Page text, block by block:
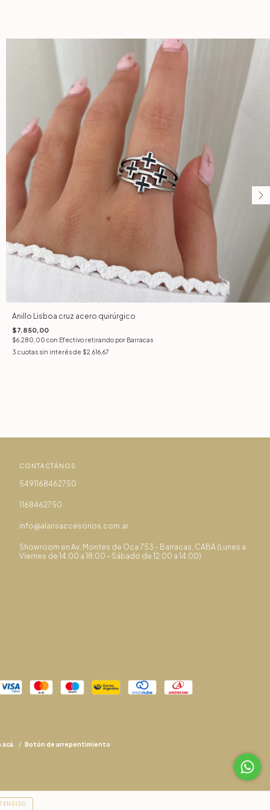
Anillo Lisboa cruz acero quirúrgico
$7.850,00
$6.280,00 con Efectivo retirando por Barracas
3 cuotas sin interés de $2.616,67
CONTACTÁNOS
5491168462750
1168462750
info@alarisaccesorios.com.ar
Showroom en Av. Montes de Oca 753 - Barracas, CABA (Lunes a
Viernes de 14:00 a 18:00 - Sábado de 12:00 a 14:00)
acá. / Botón de arrepentimiento